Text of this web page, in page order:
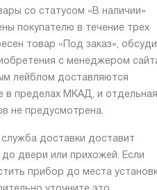
со статусом «В наличии»
покупателю в течение трех
товар «Под заказ»,
с менеджером
лейблом доставляются
в пределах МКАД, и отдельная
не предусмотрена.
доставки доставит
двери или прихожей. Если
прибор до места